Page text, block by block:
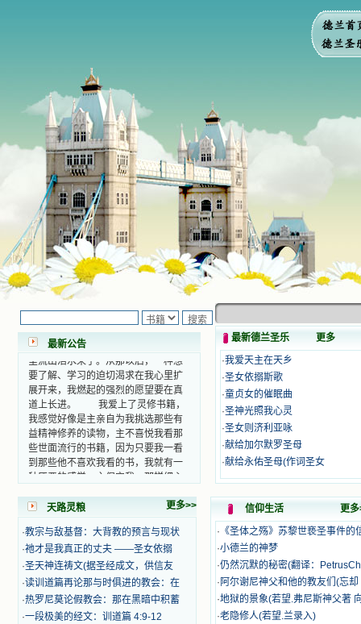
最新公告
小德兰爱心书屋最新公告 有一天，我
做了一个奇怪的梦，至今让我难忘。
梦中，我看到一本打开的用石头做的
书，我用舌头去舔它，觉得有一种甜
味，我就更用力去舔，最后从这本书
里流出活水来了。从那以后，一种想
要了解、学习的迫切渴求在我心里扩
展开来，我燃起的强烈的愿望要在真
道上长进。 我爱上了灵修书籍，
我感觉好像是主亲自为我挑选那些有
益精神修养的读物，主不喜悦我看那
些世面流行的书籍，因为只要我一看
到那些他不喜欢我看的书，我就有一
种厌恶的感觉。主保守我，那样细心
地防护着我，从那以后我从未读过一
本不良的书籍。 善良的书使人向
善，这些圣人的作品，渐渐地印在了
我的脑子里。读这些圣书时，我思潮
汹涌起伏，欣喜不能自已。书中谈到
这些圣人们如何在与主的交往中得到
灵命的更新，德行的馨香如何上达天
庭。啊，在这世上曾住过那么多热心
的圣人，为了传播福音，他们告别亲
人，舍下了他们手中的一切，轻快地
最新德兰圣乐
更多
·我爱天主在天乡
·圣女依搦斯歌
·童贞女的催眠曲
·圣神光照我心灵
·圣女则济利亚咏
·献给加尔默罗圣母
·献给永佑圣母(作词圣女
天路灵粮 更多>>
·教宗与敌基督：大背教的预言与现状
·祂才是我真正的丈夫 ——圣女依搦
·圣天神连祷文(据圣经成文，供信友
·读训道篇再论那与时俱进的教会：在
·热罗尼莫论假教会：那在黑暗中积蓄
·一段极美的经文：训道篇 4:9-12
信仰生活
更
· 《圣体之殇》苏黎世亵圣事件的
·小德兰的神梦
·仍然沉默的秘密(翻译：
· 阿尔谢尼神父和他的教友们(忘却
·地狱的景象(若望.弗尼斯神父著
·老隐修人(若望.兰录入)